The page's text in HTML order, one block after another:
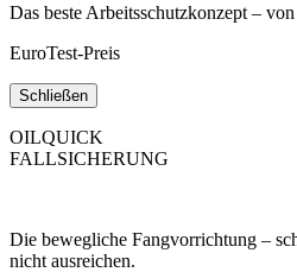
Das beste Arbeitsschutzkonzept –
EuroTest-Preis
Schließen
OILQUICK
FALLSICHERUNG
Die bewegliche Fangvorrichtung –
nicht ausreichen.